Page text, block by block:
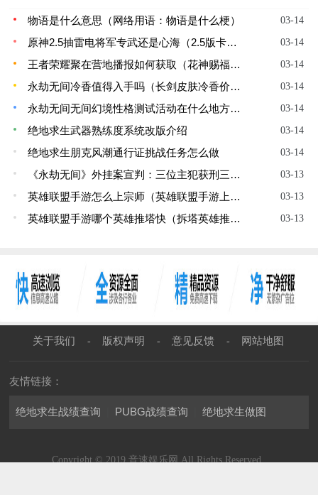
03-14
物语是什么意思（网络用语：物语是什么梗）
03-14
原神2.5抽雷电将军专武还是心海（2.5版卡池抽取建议）
03-14
王者荣耀聚在营地播报如何获取（花神赐福行花令活动详情详解）
03-14
永劫无间冷香值得入手吗（长剑皮肤冷香价格说明）
03-14
永劫无间无间幻境性格测试活动在什么地方（无间幻境性格测试活动规则说明）
03-14
绝地求生武器熟练度系统改版介绍
03-14
绝地求生朋克风潮通行证挑战任务怎么做
03-13
《永劫无间》外挂案宣判：三位主犯获刑三年！罚三万元
03-13
英雄联盟手游怎么上宗师（英雄联盟手游上宗师方法介绍）
03-13
英雄联盟手游哪个英雄推塔快（拆塔英雄推荐介绍）
关于我们 - 版权声明 - 意见反馈 - 网站地图
友情链接：
绝地求生战绩查询 PUBG战绩查询 绝地求生做图
Copyright © 2019 音速娱乐网 All Rights Reserved.